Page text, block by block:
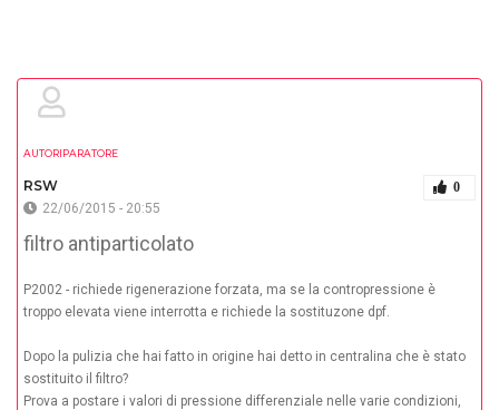
AUTORIPARATORE
RSW 0
22/06/2015 - 20:55
filtro antiparticolato
P2002 - richiede rigenerazione forzata, ma se la contropressione è
troppo elevata viene interrotta e richiede la sostituzone dpf.
Dopo la pulizia che hai fatto in origine hai detto in centralina che è stato
sostituito il filtro?
Prova a postare i valori di pressione differenziale nelle varie condizioni,